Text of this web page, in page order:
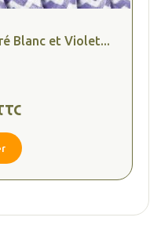
Blanc et Violet...